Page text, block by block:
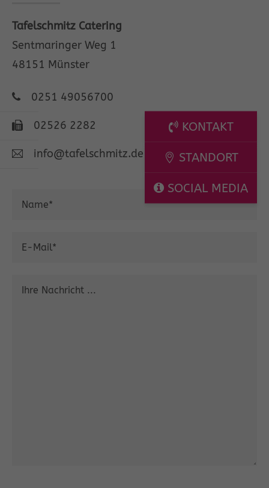
KONTAKT
STANDORT
SOCIAL MEDIA
Tafelschmitz Catering
Sentmaringer Weg 1
48151 Münster
0251 49056700
02526 2282
info@tafelschmitz.de